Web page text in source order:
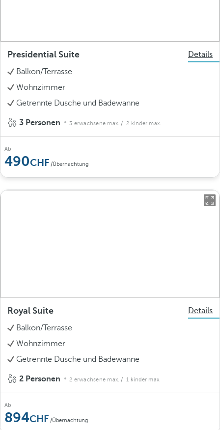
Presidential Suite
Details
Balkon/Terrasse
Wohnzimmer
Getrennte Dusche und Badewanne
3 Personen 3 erwachsene max. / 2 kinder max.
Ab
490 /Übernachtung
Royal Suite
Details
Balkon/Terrasse
Wohnzimmer
Getrennte Dusche und Badewanne
2 Personen 2 erwachsene max. / 1 kinder max.
Ab
894 /Übernachtung